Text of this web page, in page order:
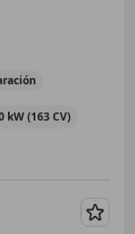
kW (163 CV)